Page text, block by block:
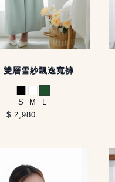
雙層雪紗飄逸寬褲
黑 白 綠
S M
L
$ 2,980